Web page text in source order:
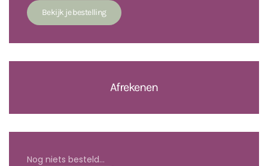
Afrekenen
Nog niets besteld...